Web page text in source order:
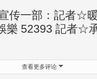
传一部：記者☆
樂 52393 記者☆
查看更多评论